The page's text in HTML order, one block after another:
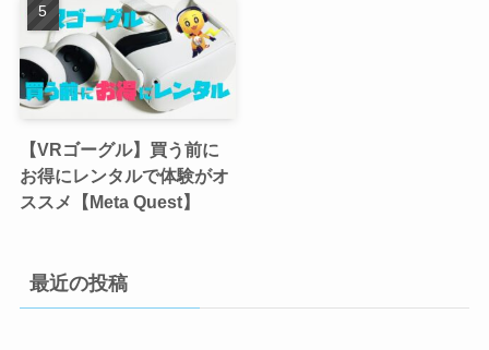
【VRゴーグル】買う前に
お得にレンタルで体験がオ
ススメ【Meta Quest】
最近の投稿